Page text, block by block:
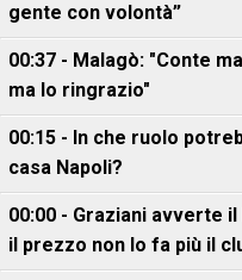
gente con volontà”
00:37 - Malagò: "Conte
ma lo ringrazio"
00:15 - In che ruolo
casa Napoli?
00:00 - Graziani avverte
il prezzo non lo fa più il